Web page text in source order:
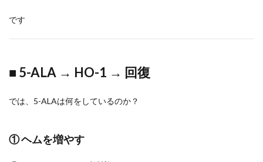
です
■ 5-ALA → HO-1 → 回復
では、5-ALAは何をしているのか？
① ヘムを増やす